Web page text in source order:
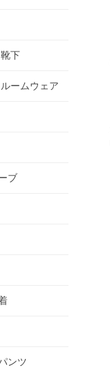
下
ームウェア
ブ
ンツ